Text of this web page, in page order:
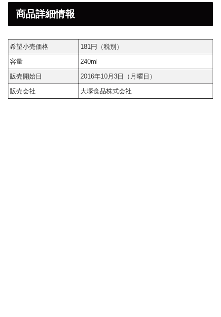
商品詳細情報
希望小売価格
181円（税別）
容量
240ml
販売開始日
2016年10月3日（月曜日）
販売会社
大塚食品株式会社